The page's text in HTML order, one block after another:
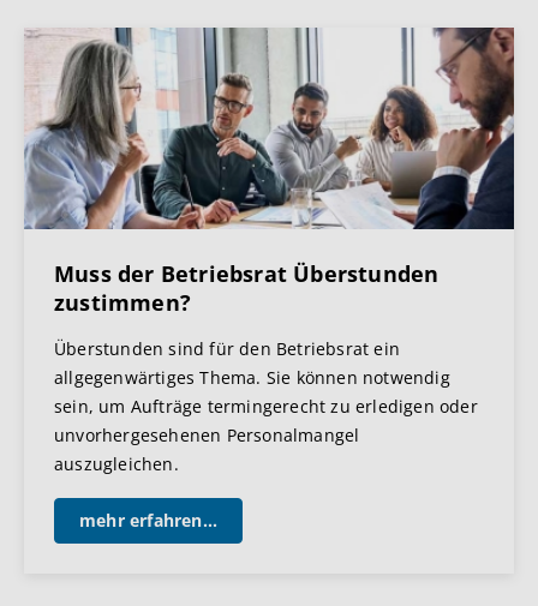
Muss der Betriebsrat Überstunden
zustimmen?
Überstunden sind für den Betriebsrat ein
allgegenwärtiges Thema. Sie können notwendig
sein, um Aufträge termingerecht zu erledigen oder
unvorhergesehenen Personalmangel
auszugleichen.
mehr erfahren...